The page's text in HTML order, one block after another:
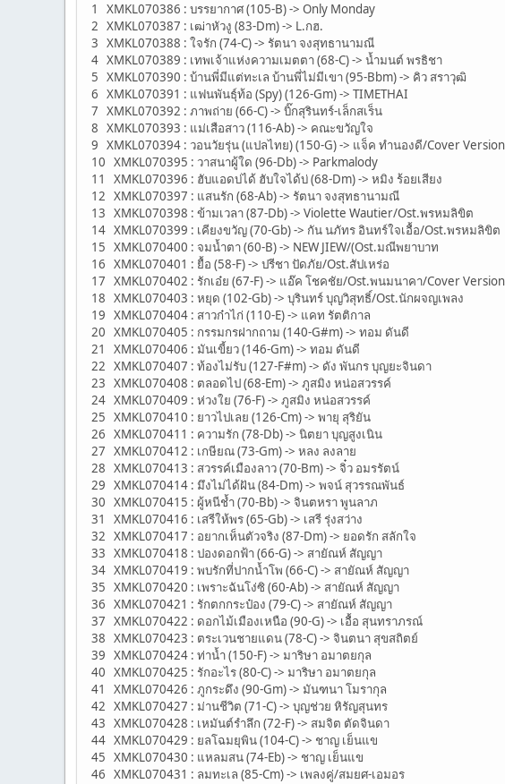
1 XMKL070386 : บรรยากาศ (105-B) -> Only Monday
2 XMKL070387 : เฒ่าหัวงู (83-Dm) -> L.กฮ.
3 XMKL070388 : ใจรัก (74-C) -> รัตนา จงสุทธานามณี
4 XMKL070389 : เทพเจ้าแห่งความเมตตา (68-C) -> น้ำมนต์ พรธิชา
5 XMKL070390 : บ้านพี่มีแต่ทะเล บ้านพี่ไม่มีเขา (95-Bbm) -> คิว สราวุฒิ
6 XMKL070391 : แฟนพันธุ์ท้อ (Spy) (126-Gm) -> TIMETHAI
7 XMKL070392 : ภาพถ่าย (66-C) -> บิ๊กสุรินทร์-เล็กสเร็น
8 XMKL070393 : แม่เสือสาว (116-Ab) -> คณะขวัญใจ
9 XMKL070394 : วอนวัยรุ่น (แปลไทย) (150-G) -> แจ็ค ทำนองดี/Cover Version
10 XMKL070395 : วาสนาผู้ใด (96-Db) -> Parkmalody
11 XMKL070396 : ฮับแอดบ่ได้ ฮับใจได้บ่ (68-Dm) -> หมิง ร้อยเสียง
12 XMKL070397 : แสนรัก (68-Ab) -> รัตนา จงสุทธานามณี
13 XMKL070398 : ข้ามเวลา (87-Db) -> Violette Wautier/Ost.พรหมลิขิต
14 XMKL070399 : เคียงขวัญ (70-Gb) -> กัน นภัทร อินทร์ใจเอื้อ/Ost.พรหมลิขิต
15 XMKL070400 : จมน้ำตา (60-B) -> NEW JIEW/(Ost.มณีพยาบาท
16 XMKL070401 : ยื้อ (58-F) -> ปรีชา ปัดภัย/Ost.สัปเหร่อ
17 XMKL070402 : รักเอ๋ย (67-F) -> แอ๊ค โชคชัย/Ost.พนมนาคา/Cover Version
18 XMKL070403 : หยุด (102-Gb) -> บุรินทร์ บุญวิสุทธิ์/Ost.นักผจญเพลง
19 XMKL070404 : สาวก๋าไก่ (110-E) -> แคท รัตติกาล
20 XMKL070405 : กรรมกรฝากถาม (140-G#m) -> ทอม ดันดี
21 XMKL070406 : มันเขี้ยว (146-Gm) -> ทอม ดันดี
22 XMKL070407 : ท้องไม่รับ (127-F#m) -> ดัง พันกร บุญยะจินดา
23 XMKL070408 : ตลอดไป (68-Em) -> ภูสมิง หน่อสวรรค์
24 XMKL070409 : ห่วงใย (76-F) -> ภูสมิง หน่อสวรรค์
25 XMKL070410 : ยาวไปเลย (126-Cm) -> พายุ สุริยัน
26 XMKL070411 : ความรัก (78-Db) -> นิตยา บุญสูงเนิน
27 XMKL070412 : เกษียณ (73-Gm) -> หลง ลงลาย
28 XMKL070413 : สวรรค์เมืองลาว (70-Bm) -> จิ๋ว อมรรัตน์
29 XMKL070414 : มึงไม่ได้ฝัน (84-Dm) -> พจน์ สุวรรณพันธ์
30 XMKL070415 : ผู้หนีช้ำ (70-Bb) -> จินตหรา พูนลาภ
31 XMKL070416 : เสรีให้พร (65-Gb) -> เสรี รุ่งสว่าง
32 XMKL070417 : อยากเห็นตัวจริง (87-Dm) -> ยอดรัก สลักใจ
33 XMKL070418 : ปองดอกฟ้า (66-G) -> สายัณห์ สัญญา
34 XMKL070419 : พบรักที่ปากน้ำโพ (66-C) -> สายัณห์ สัญญา
35 XMKL070420 : เพราะฉันโง่ซิ (60-Ab) -> สายัณห์ สัญญา
36 XMKL070421 : รักตกกระป๋อง (79-C) -> สายัณห์ สัญญา
37 XMKL070422 : ดอกไม้เมืองเหนือ (90-G) -> เอื้อ สุนทราภรณ์
38 XMKL070423 : ตระเวนชายแดน (78-C) -> จินตนา สุขสถิตย์
39 XMKL070424 : ท่าน้ำ (150-F) -> มาริษา อมาตยกุล
40 XMKL070425 : รักอะไร (80-C) -> มาริษา อมาตยกุล
41 XMKL070426 : ภูกระดึง (90-Gm) -> มันฑนา โมรากุล
42 XMKL070427 : ม่านชีวิต (71-C) -> บุญช่วย หิรัญสุนทร
43 XMKL070428 : เหมันต์รำลึก (72-F) -> สมจิต ตัดจินดา
44 XMKL070429 : ยลโฉมยุพิน (104-C) -> ชาญ เย็นแข
45 XMKL070430 : แหลมสน (74-Eb) -> ชาญ เย็นแข
46 XMKL070431 : ลมทะเล (85-Cm) -> เพลงคู่/สมยศ-เอมอร